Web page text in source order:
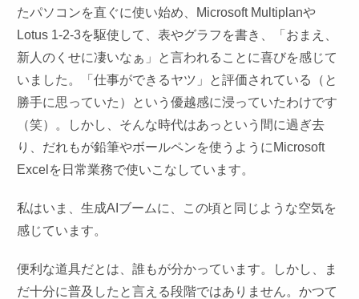
たパソコンを直ぐに使い始め、Microsoft Multiplanや
Lotus 1-2-3を駆使して、表やグラフを書き、「おまえ、
新人のくせに凄いなぁ」と言われることに喜びを感じて
いました。「仕事ができるヤツ」と評価されている（と
勝手に思っていた）という優越感に浸っていたわけです
（笑）。しかし、そんな時代はあっという間に過ぎ去
り、だれもが鉛筆やボールペンを使うようにMicrosoft
Excelを日常業務で使いこなしています。
私はいま、生成AIブームに、この頃と同じような空気を
感じています。
便利な道具だとは、誰もが分かっています。しかし、ま
だ十分に普及したと言える段階ではありません。かつて